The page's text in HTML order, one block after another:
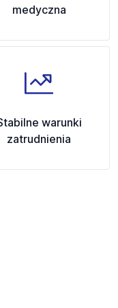
medyczna
warunki
zatrudnienia